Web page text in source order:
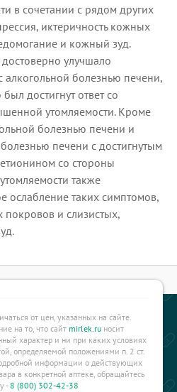
в сочетании с рядом других
иктеричность кожных
и кожный зуд.
улучшало
алкогольной болезнью печени,
достигнут ответ со
утомляемости. Кроме
болезнью печени и
печени с достигнутым
со стороны
также
ослабление таких симптомов,
покровов и слизистых,
от цен, указанных на сайте.
на то, что сайт mirlek.ru носит
характер и ни при каких условиях
определяемой положениями п. 2 ст.
информации о действующих
в конкретной аптеке, обращайтесь
-8 (800) 302-42-38